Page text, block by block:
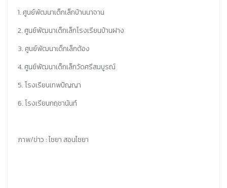
1. ศูนย์พัฒนาเด็กเล็กบ้านนาจาน
2. ศูนย์พัฒนาเด็กเล็กโรงเรียนบ้านฝาง
3. ศูนย์พัฒนาเด็กเล็กต้อง
4. ศูนย์พัฒนาเด็กเล็กวัดศรีสมบูรณ์
5. โรงเรียนเทพปัญญา
6. โรงเรียนกฤชานันท์
ภาพ/ข่าว : ไชยา สอนไชยา